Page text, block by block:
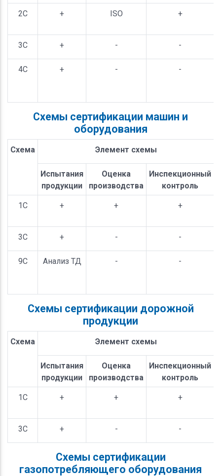
2С + ISO +
3С + - -
4С + -
-
Схемы сертификации машин и
оборудования
Схема Элемент схемы
Испытания
продукции
Оценка
производства
Инспекционный
контроль
1С + + +
3С + - -
9С Анализ ТД -
-
Схемы сертификации дорожной
продукции
Схема Элемент схемы
Испытания
продукции
Оценка
производства
Инспекционный
контроль
1С + + +
3С + - -
Схемы сертификации
газопотребляющего оборудования